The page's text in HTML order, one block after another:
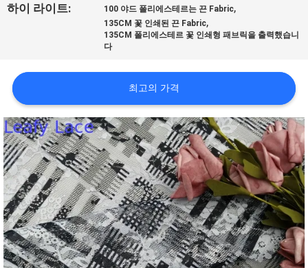
품
관
리
연
락
처
뉴
하이 라이트: 100 야드 폴리에스테르는 끈 Fabric,
135CM 꽃 인쇄된 끈 Fabric,
135CM 폴리에스테르 꽃 인쇄형 패브릭을 출력했습니
다
최고의 가격